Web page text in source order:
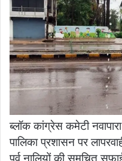
ब्लॉक कांग्रेस कमेटी
पालिका प्रशासन पर